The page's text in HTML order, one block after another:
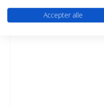
Accepter alle